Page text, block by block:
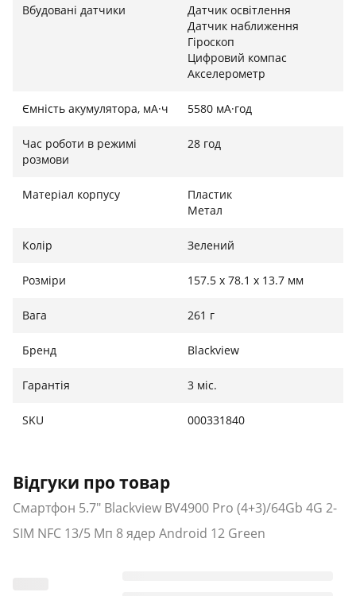
Вбудовані датчики
Датчик освітлення
Датчик наближення
Гіроскоп
Цифровий компас
Акселерометр
Ємність акумулятора, мА·ч 5580 мА·год
Час роботи в режимі
розмови
28 год
Матеріал корпусу
Пластик
Метал
Колір Зелений
Розміри 157.5 х 78.1 х 13.7 мм
Вага 261 г
Бренд Blackview
Гарантія 3 міс.
SKU 000331840
Відгуки про товар
Смартфон 5.7" Blackview BV4900 Pro (4+3)/64Gb 4G 2-
SIM NFC 13/5 Мп 8 ядер Android 12 Green